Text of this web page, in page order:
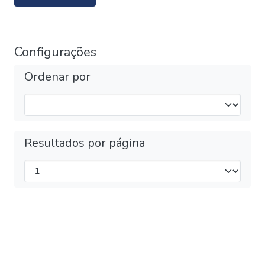
Configurações
Ordenar por
Resultados por página